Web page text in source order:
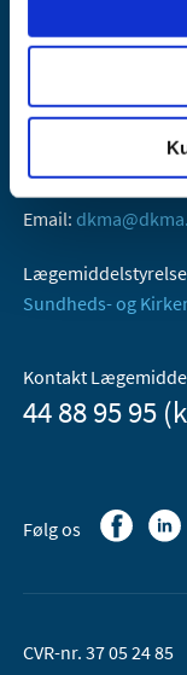
Axel Heides Gade 1
Email:
Sundheds- og
Kontakt
44 88 95 95
Følg os
CVR-nr. 37 05 24 85